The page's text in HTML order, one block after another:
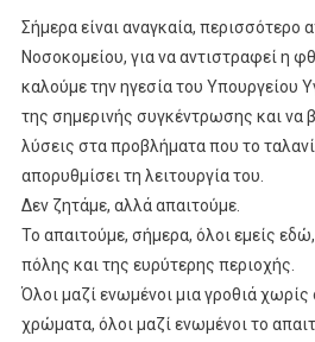
Σήμερα είναι αναγκαία, περισσότερο
Νοσοκομείου, για να αντιστραφεί η
καλούμε την ηγεσία του Υπουργείου
της σημερινής συγκέντρωσης και να
λύσεις στα προβλήματα που το
απορυθμίσει τη λειτουργία του.
Δεν ζητάμε, αλλά απαιτούμε.
Το απαιτούμε, σήμερα, όλοι εμείς
πόλης και της ευρύτερης περιοχής.
Όλοι μαζί ενωμένοι μια γροθιά
χρώματα, όλοι μαζί ενωμένοι το